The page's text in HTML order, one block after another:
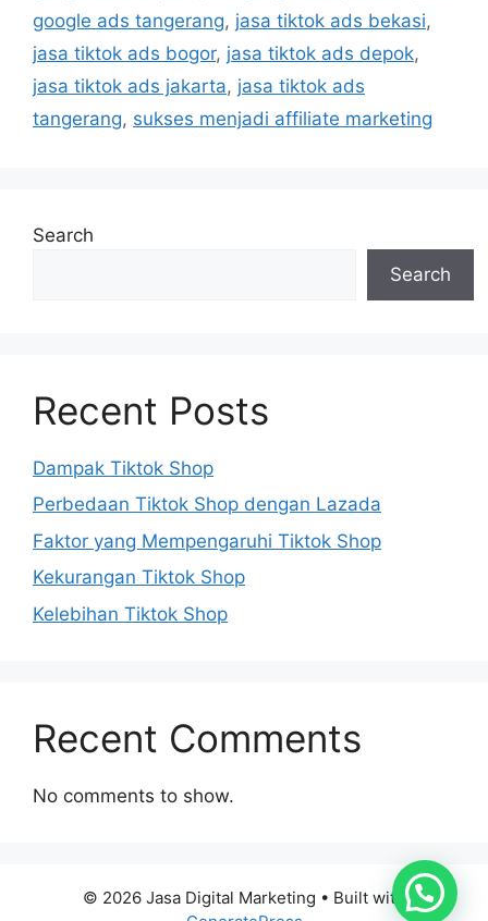
google ads tangerang, jasa tiktok ads bekasi,
jasa tiktok ads bogor, jasa tiktok ads depok,
jasa tiktok ads jakarta, jasa tiktok ads
tangerang, sukses menjadi affiliate marketing
Search
Search
Recent Posts
Dampak Tiktok Shop
Perbedaan Tiktok Shop dengan Lazada
Faktor yang Mempengaruhi Tiktok Shop
Kekurangan Tiktok Shop
Kelebihan Tiktok Shop
Recent Comments
No comments to show.
© 2026 Jasa Digital Marketing • Built with